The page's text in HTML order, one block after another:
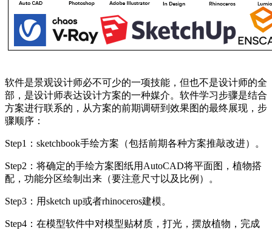
软件是景观设计师必不可少的一项技能，但也不是设计师的全
部，是设计师表达设计方案的一种媒介。软件学习步骤是结合
方案进行联系的，从方案的前期调研到效果图的最终展现，步
骤顺序：
Step1：sketchbook手绘方案（包括前期各种方案推敲改进）。
Step2：将确定的手绘方案图纸用AutoCAD将平面图，植物搭
配，功能分区绘制出来（要注意尺寸以及比例）。
Step3：用sketch up或者rhinoceros建模。
Step4：在模型软件中对模型贴材质，打光，摆放植物，完成